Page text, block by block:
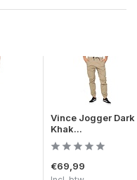
Vince Jogger Dark
Khak...
€69,99